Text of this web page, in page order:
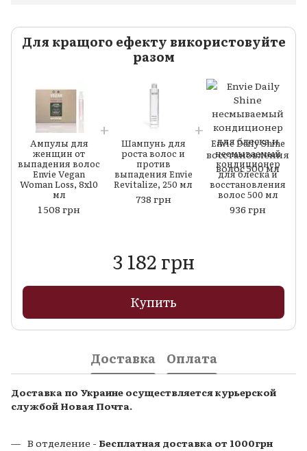
Для кращого ефекту використовуйте
разом
Ампулы для
женщин от
выпадения волос
Envie Vegan
Woman Loss, 8x10
мл
1 508 грн
Шампунь для
роста волос и
против
выпадения Envie
Revitalize, 250 мл
738 грн
Envie Daily Shine
несмываемый
кондиционер
для блеска и
восстановления
волос 500 мл
936 грн
3 182 грн
Купить
Доставка Оплата
Доставка по Украине осуществляется курьерской
службой Новая Почта.
В отделение - Бесплатная доставка от 1000грн